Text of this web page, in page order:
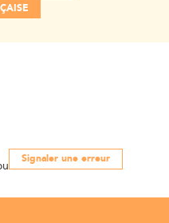
Signaler une erreur